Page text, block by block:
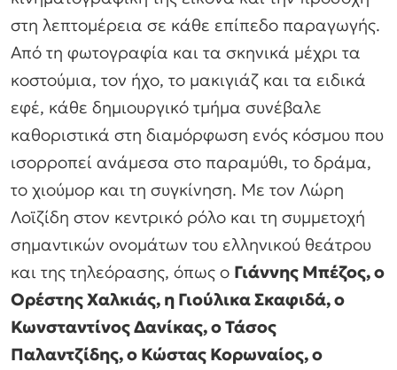
στη λεπτομέρεια σε κάθε επίπεδο παραγωγής.
Από τη φωτογραφία και τα σκηνικά μέχρι τα
κοστούμια, τον ήχο, το μακιγιάζ και τα ειδικά
εφέ, κάθε δημιουργικό τμήμα συνέβαλε
καθοριστικά στη διαμόρφωση ενός κόσμου που
ισορροπεί ανάμεσα στο παραμύθι, το δράμα,
το χιούμορ και τη συγκίνηση. Με τον Λώρη
Λοϊζίδη στον κεντρικό ρόλο και τη συμμετοχή
σημαντικών ονομάτων του ελληνικού θεάτρου
και της τηλεόρασης, όπως ο Γιάννης Μπέζος, ο
Ορέστης Χαλκιάς, η Γιούλικα Σκαφιδά, ο
Κωνσταντίνος Δανίκας, ο Τάσος
Παλαντζίδης, ο Κώστας Κορωναίος, ο